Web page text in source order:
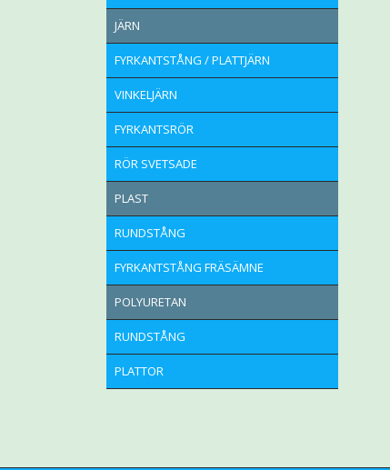
JÄRN
FYRKANTSTÅNG / PLATTJÄRN
VINKELJÄRN
FYRKANTSRÖR
RÖR SVETSADE
PLAST
RUNDSTÅNG
FYRKANTSTÅNG FRÄSÄMNE
POLYURETAN
RUNDSTÅNG
PLATTOR